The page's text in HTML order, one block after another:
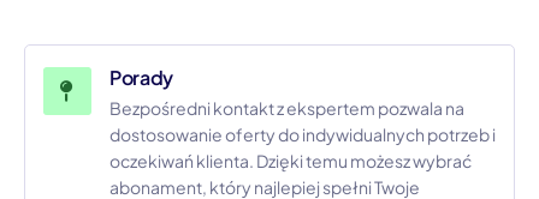
Porady
Bezpośredni kontakt z ekspertem pozwala na
dostosowanie oferty do indywidualnych potrzeb i
oczekiwań klienta. Dzięki temu możesz wybrać
abonament, który najlepiej spełni Twoje